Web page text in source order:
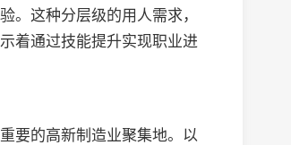
。这种分层级的用人需求，
着通过技能提升实现职业进
要的高新制造业聚集地。以